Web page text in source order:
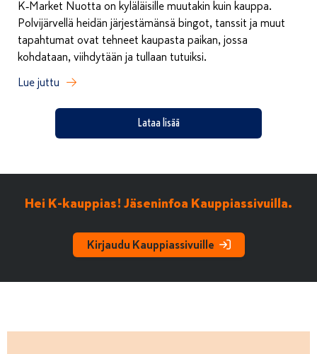
K‑Market Nuotta on kyläläisille muutakin kuin kauppa.
Polvijärvellä heidän järjestämänsä bingot, tanssit ja muut
tapahtumat ovat tehneet kaupasta paikan, jossa
kohdataan, viihdytään ja tullaan tutuiksi.
Lue juttu
Lataa lisää
Hei K-kauppias! Jäseninfoa Kauppiassivuilla.
Kirjaudu Kauppiassivuille